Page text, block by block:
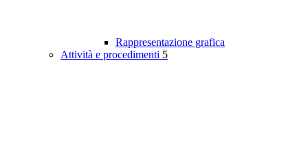
Rappresentazione grafica
Attività e procedimenti 5